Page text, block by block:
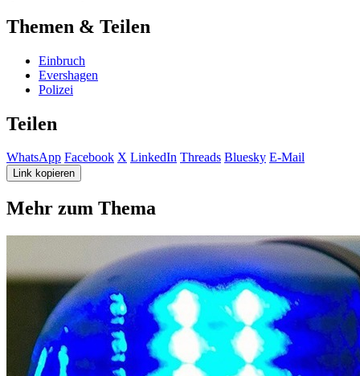
Themen & Teilen
Einbruch
Evershagen
Polizei
Teilen
WhatsApp Facebook X LinkedIn Threads Bluesky E-Mail
Link kopieren
Mehr zum Thema